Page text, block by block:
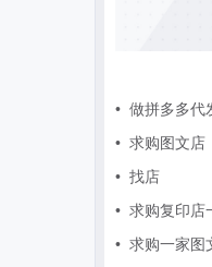
• 做拼多多代
• 求购图文店
• 找店
• 求购复印店
• 求购一家图